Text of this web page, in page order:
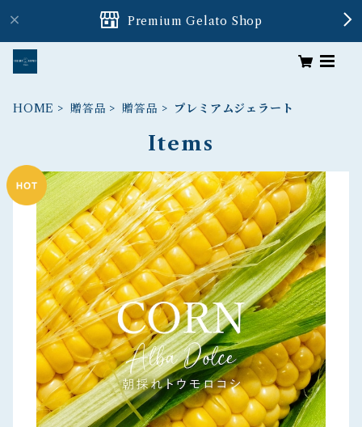
Premium Gelato Shop
HOME 贈答品 贈答品 プレミアムジェラート
Items